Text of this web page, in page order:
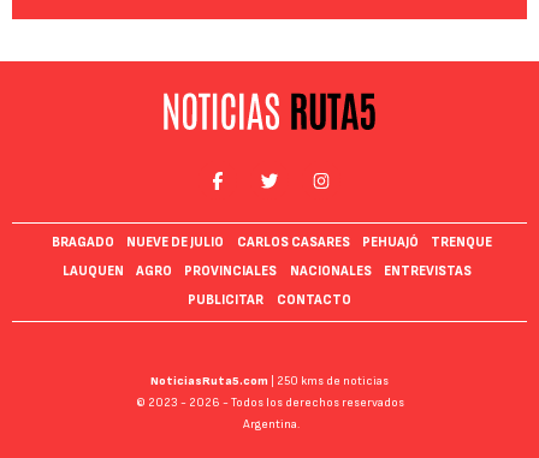
BRAGADO NUEVE DE JULIO CARLOS CASARES PEHUAJÓ
TRENQUE
LAUQUEN
AGRO PROVINCIALES NACIONALES
ENTREVISTAS
PUBLICITAR
CONTACTO
NoticiasRuta5.com
| 250 kms de noticias
© 2023 - 2026 - Todos los derechos reservados
Argentina.